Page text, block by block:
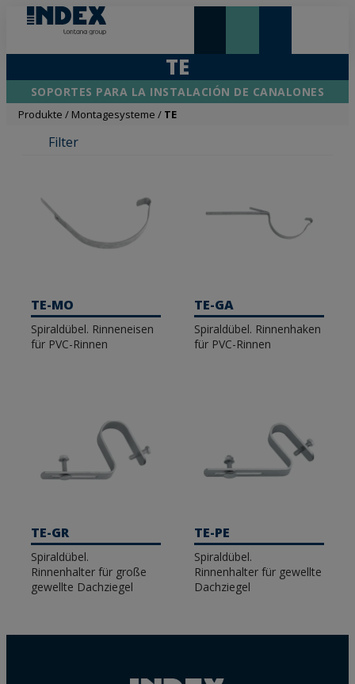
TE
SOPORTES PARA LA INSTALACIÓN DE CANALONES
Produkte / Montagesysteme / TE
Filter
TE-MO
Spiraldübel. Rinneneisen
für PVC-Rinnen
TE-GA
Spiraldübel. Rinnenhaken
für PVC-Rinnen
TE-GR
Spiraldübel.
Rinnenhalter für große
gewellte Dachziegel
TE-PE
Spiraldübel.
Rinnenhalter für gewellte
Dachziegel